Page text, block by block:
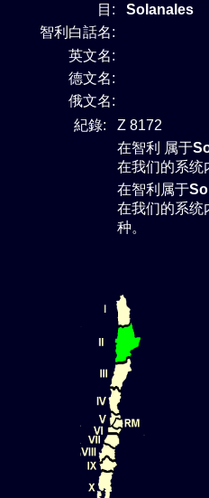
目:
Solanales
智利白話名:
英文名:
德文名:
俄文名:
紀錄:
Z 8172
在智利 属于
在我们的系统
在智利属于
在我们的系统
种。